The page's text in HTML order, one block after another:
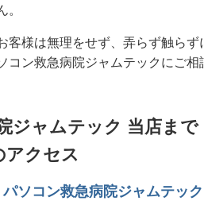
。
客様は無理をせず、弄らず触らず
コン救急病院ジャムテックにご相
ジャムテック 当店まで
アクセス
ソコン救急病院ジャムテック